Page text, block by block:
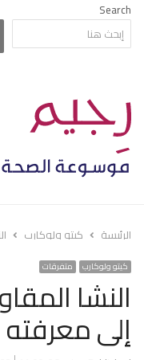
Search
الرئيسة كيتو ولوكارب
كيتو ولوكارب متفرقات
النشا
إلى معرفته